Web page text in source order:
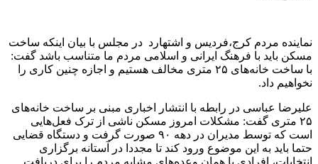
نماینده مردم کرج،فردیس و اشتهارد در مجلس با بیان اینکه ساخت
مسکن باید با فرهنگ ایرانی و اسلامی مردم ما متناسب باشد گفت:
با ساخت خانه‌های ۲۵ متری مخالف هستیم و اجازه چنین کاری را
نخواهیم داد.
علیرضا عباسی در رابطه با انتشار اخباری مبنی بر ساخت خانه‌های
۲۵ متری گفت: مشکلات امروز مسکن ناشی از ترک فعل‌هایی
است که توسط مدیران در دهه ۹۰ صورت گرفت و دستگاه قضایی
حتما باید به این موضوع ورود کند تا مجددا در آستانه برگزاری
انتخابات، افرادی با همان وعده‌های مشابه مردم را برای دریافت